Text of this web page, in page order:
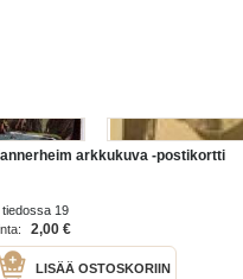
arkkukuva -postikortti
tiedossa 19
2,00 €
LISÄÄ OSTOSKORIIN